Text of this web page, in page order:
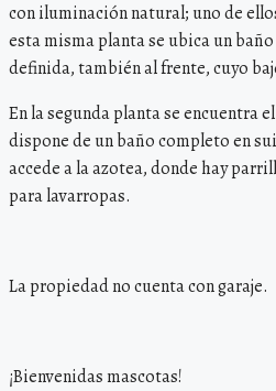
con iluminación natural; uno de
esta misma planta se ubica un
definida, también al frente, cuyo
En la segunda planta se encuentra
dispone de un baño completo en
accede a la azotea, donde hay
para lavarropas.
La propiedad no cuenta con garaje.
¡Bienvenidas mascotas!